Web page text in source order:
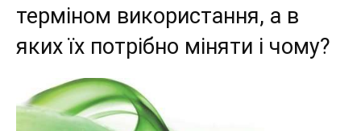
терміном використання, а в
яких їх потрібно міняти і чому?